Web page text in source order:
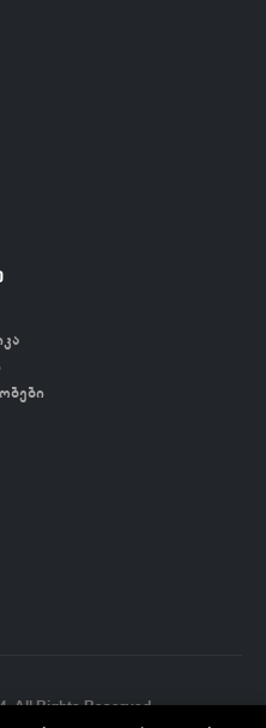
All Rights Reserved